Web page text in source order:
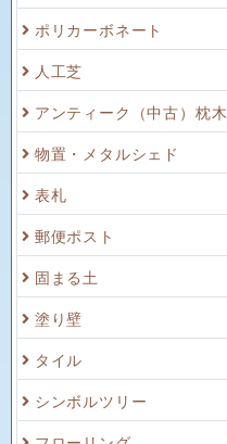
ポリカーボネート
人工芝
アンティーク（中古）枕木
物置・メタルシェド
表札
郵便ポスト
固まる土
塗り壁
タイル
シンボルツリー